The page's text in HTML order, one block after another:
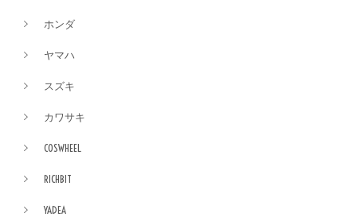
ホンダ
ヤマハ
スズキ
カワサキ
COSWHEEL
RICHBIT
YADEA